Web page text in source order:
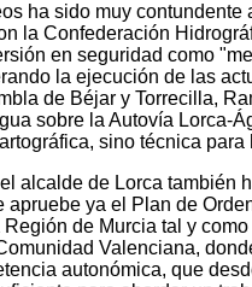
ha sido muy
la Confederación
en seguridad como
la ejecución de las
de Béjar y Torrecilla,
sobre la Autovía Lorca-
sino técnica
alcalde de Lorca también
apruebe ya el Plan de
de Murcia tal y
Valenciana,
autonómica, que